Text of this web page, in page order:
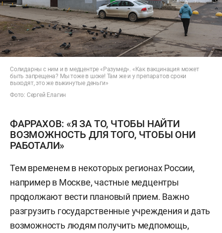
Солидарны с ним и в медцентре «Разумед». «Как вакцинация может
быть запрещена? Мы тоже в шоке! Там же и у препаратов сроки
выходят, это же выкинутые деньги»
Фото: Сергей Елагин
ФАРРАХОВ: «Я ЗА ТО, ЧТОБЫ НАЙТИ
ВОЗМОЖНОСТЬ ДЛЯ ТОГО, ЧТОБЫ ОНИ
РАБОТАЛИ»
Тем временем в некоторых регионах России,
например в Москве, частные медцентры
продолжают вести плановый прием. Важно
разгрузить государственные учреждения и дать
возможность людям получить медпомощь,